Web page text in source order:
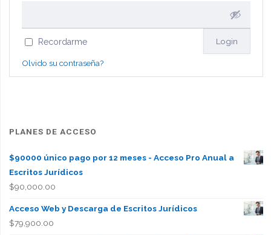
Recordarme
Olvido su contraseña?
PLANES DE ACCESO
$90000 único pago por 12 meses - Acceso Pro Anual a
Escritos Jurídicos
$90,000.00
Acceso Web y Descarga de Escritos Jurídicos
$79,900.00